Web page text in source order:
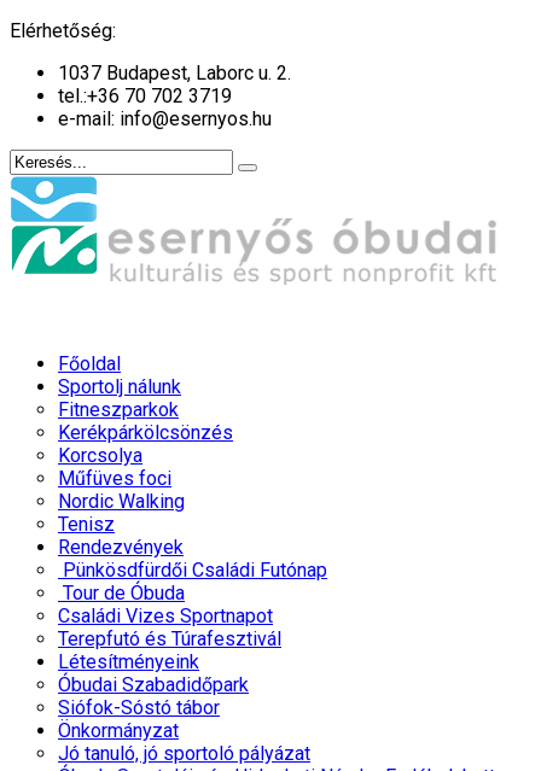
Elérhetőség:
1037 Budapest, Laborc u. 2.
tel.:+36 70 702 3719
e-mail: info@esernyos.hu
Főoldal
Sportolj nálunk
Fitneszparkok
Kerékpárkölcsönzés
Korcsolya
Műfüves foci
Nordic Walking
Tenisz
Rendezvények
Pünkösdfürdői Családi Futónap
Tour de Óbuda
Családi Vizes Sportnapot
Terepfutó és Túrafesztivál
Létesítményeink
Óbudai Szabadidőpark
Siófok-Sóstó tábor
Önkormányzat
Jó tanuló, jó sportoló pályázat
évhónap
évhónap